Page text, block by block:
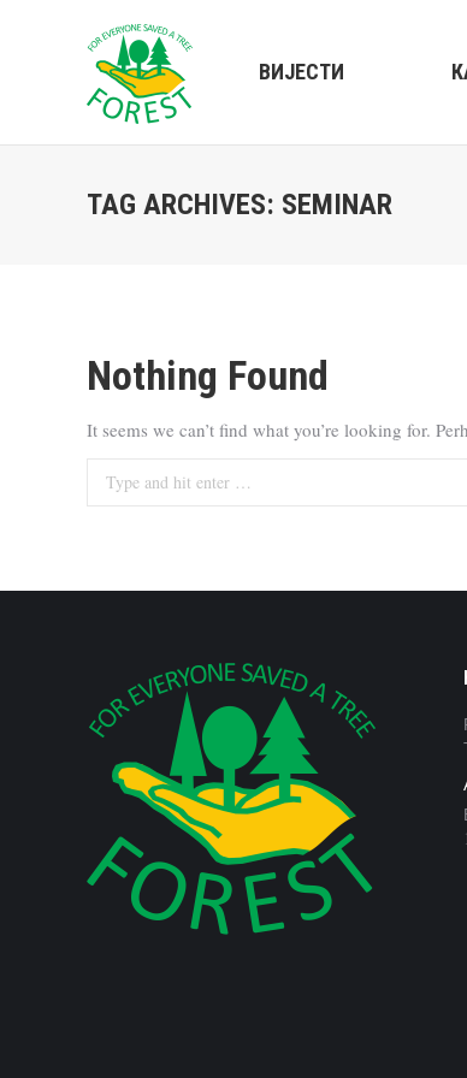
ВИЈЕСТИ
TAG ARCHIVES: SEMINAR
Nothing Found
It seems we can’t find what you’re looking for.
Search: